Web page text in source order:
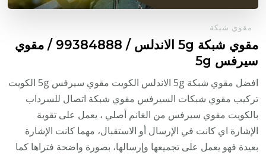
مقوي شبكة
مقوي شبكة 5g الاندلس / 99384888 / مقوي
سيرفس 5g
افضل مقوي شبكة 5g الاندلس الكويت مقوي سيرفس 5g الكويت
تركيب مقوي شبكات السيرفس مقوي شبكة اتصال للسرداب
بالكويت مقوي سيرفس من الغانم أصلي ، يعمل على تقوية
الإشارة اي كانت في الإرسال أو الاستقبال، مهما كانت الإشارة
بعيدة فهو يعمل على تجميعها وإرسالها، بصورة واضحة فتراها كما